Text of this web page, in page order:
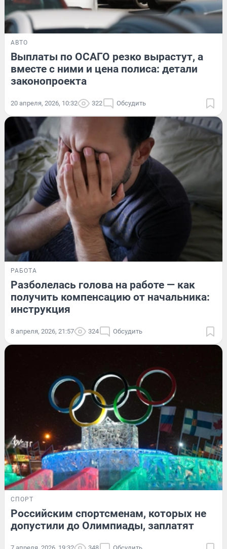
АВТО
Выплаты по ОСАГО резко вырастут, а
вместе с ними и цена полиса: детали
законопроекта
20 апреля, 2026, 10:32 322 Обсудить
РАБОТА
Разболелась голова на работе — как
получить компенсацию от начальника:
инструкция
8 апреля, 2026, 21:57 324 Обсудить
СПОРТ
Российским спортсменам, которых не
допустили до Олимпиады, заплатят